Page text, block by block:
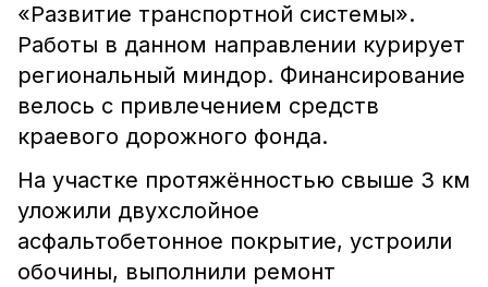
«Развитие транспортной системы».
Работы в данном направлении курирует
региональный миндор. Финансирование
велось с привлечением средств
краевого дорожного фонда.
На участке протяжённостью свыше 3 км
уложили двухслойное
асфальтобетонное покрытие, устроили
обочины, выполнили ремонт